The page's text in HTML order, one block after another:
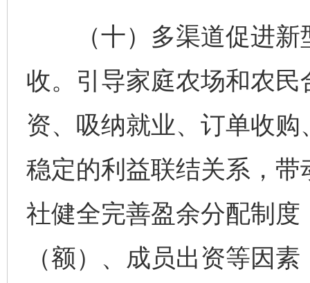
（十）多渠道促进新
收。引导家庭农场和农
资、吸纳就业、订单收
稳定的利益联结关系，
社健全完善盈余分配制
（额）、成员出资等因